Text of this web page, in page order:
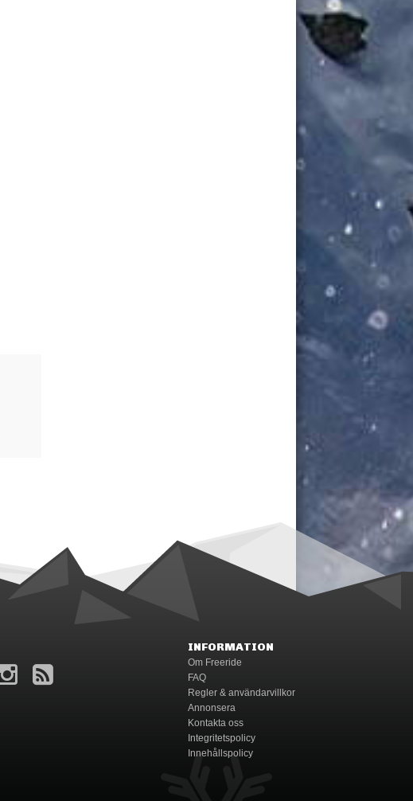
INFORMATION
Om Freeride
FAQ
Regler & användarvillkor
Annonsera
Kontakta oss
Integritetspolicy
Innehållspolicy